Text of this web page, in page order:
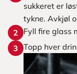
sukkeret er
tykne. Avkjøl
2
Fyll fire glass
3 Topp hver